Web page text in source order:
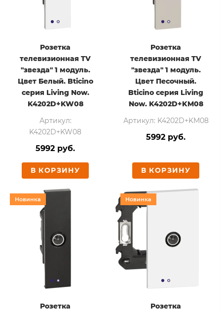
Розетка
телевизионная TV
"звезда" 1 модуль.
Цвет Белый. Bticino
серия Living Now.
K4202D+KW08
Артикул:
K4202D+KW08
5992 руб.
В КОРЗИНУ
Розетка
телевизионная TV
"звезда" 1 модуль.
Цвет Песочный.
Bticino серия Living
Now. K4202D+KM08
Артикул: K4202D+KM08
5992 руб.
В КОРЗИНУ
Новинка
Розетка
Новинка
Розетка